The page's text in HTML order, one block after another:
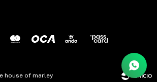
house of marley